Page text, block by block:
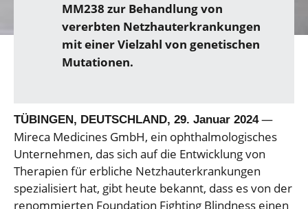
MM238 zur Behandlung von
vererbten Netzhauterkrankungen
mit einer Vielzahl von genetischen
Mutationen.
TÜBINGEN, DEUTSCHLAND, 29. Januar 2024—
Mireca Medicines GmbH, ein ophthalmologisches
Unternehmen, das sich auf die Entwicklung von
Therapien für erbliche Netzhauterkrankungen
spezialisiert hat, gibt heute bekannt, dass es von der
renommierten Foundation Fighting Blindness einen